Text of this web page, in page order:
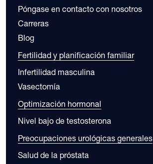
Póngase en contacto con nosotros
Carreras
Blog
Fertilidad y planificación familiar
Infertilidad masculina
Vasectomía
Optimización hormonal
Nivel bajo de testosterona
Preocupaciones urológicas generales
Salud de la próstata